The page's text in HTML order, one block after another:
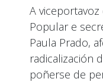
A
Popular e
Paula Prado,
radicalización
poñerse de